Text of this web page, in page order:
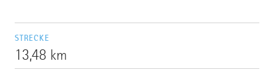
STRECKE
13,48 km